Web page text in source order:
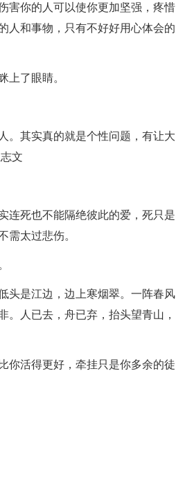
害你的人可以使你更加坚强，疼惜
人和事物，只有不好好用心体会的
上了眼睛。
。其实真的就是个性问题，有让大
文
连死也不能隔绝彼此的爱，死只是
需太过悲伤。
头是江边，边上寒烟翠。一阵春风
人已去，舟已弃，抬头望青山，
你活得更好，牵挂只是你多余的徒